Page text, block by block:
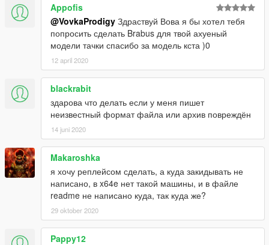
Appofis
@VovkaProdigy Здраствуй Вова я бы хотел тебя
попросить сделать Brabus для твой ахуеный
модели тачки спасибо за модель кста )0
12 april 2020
blackrabit
здарова что делать если у меня пишет
неизвестный формат файла или архив повреждён
14 juni 2020
Makaroshka
я хочу реплейсом сделать, а куда закидывать не
написано, в x64e нет такой машины, и в файле
readme не написано куда, так куда же?
29 oktober 2020
Pappy12